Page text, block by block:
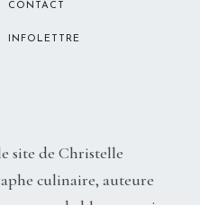
CONTACT
INFOLETTRE
site de Christelle
culinaire, auteure